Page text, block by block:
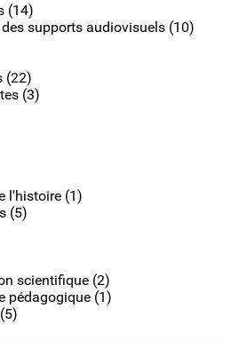
(14)
supports audiovisuels (10)
(22)
(3)
l'histoire (1)
(5)
scientifique (2)
pédagogique (1)